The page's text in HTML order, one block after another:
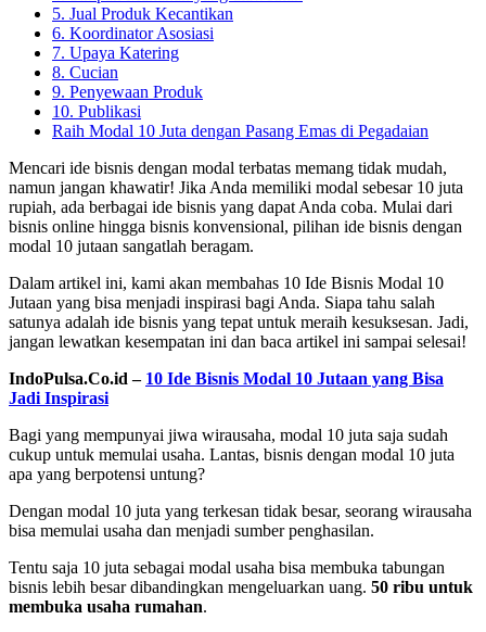
5. Jual Produk Kecantikan
6. Koordinator Asosiasi
7. Upaya Katering
8. Cucian
9. Penyewaan Produk
10. Publikasi
Raih Modal 10 Juta dengan Pasang Emas di Pegadaian
Mencari ide bisnis dengan modal terbatas memang tidak mudah,
namun jangan khawatir! Jika Anda memiliki modal sebesar 10 juta
rupiah, ada berbagai ide bisnis yang dapat Anda coba. Mulai dari
bisnis online hingga bisnis konvensional, pilihan ide bisnis dengan
modal 10 jutaan sangatlah beragam.
Dalam artikel ini, kami akan membahas 10 Ide Bisnis Modal 10
Jutaan yang bisa menjadi inspirasi bagi Anda. Siapa tahu salah
satunya adalah ide bisnis yang tepat untuk meraih kesuksesan. Jadi,
jangan lewatkan kesempatan ini dan baca artikel ini sampai selesai!
IndoPulsa.Co.id – 10 Ide Bisnis Modal 10 Jutaan yang Bisa
Jadi Inspirasi
Bagi yang mempunyai jiwa wirausaha, modal 10 juta saja sudah
cukup untuk memulai usaha. Lantas, bisnis dengan modal 10 juta
apa yang berpotensi untung?
Dengan modal 10 juta yang terkesan tidak besar, seorang wirausaha
bisa memulai usaha dan menjadi sumber penghasilan.
Tentu saja 10 juta sebagai modal usaha bisa membuka tabungan
bisnis lebih besar dibandingkan mengeluarkan uang. 50 ribu untuk
membuka usaha rumahan.